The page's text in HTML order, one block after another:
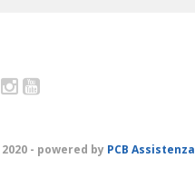
FacebookInstagram
- powered by PCB Assistenza